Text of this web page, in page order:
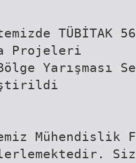
TÜBİTAK
Projeleri
Yarışması
Siz